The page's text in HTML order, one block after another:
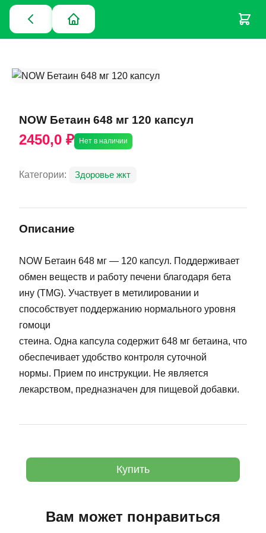
NOW Бетаин 648 мг 120 капсул
2450,0 ₽ Нет в наличии
Категории: Здоровье жкт
Описание
NOW Бетаин 648 мг — 120 капсул. Поддерживает
обмен веществ и работу печени благодаря бета
ину (TMG). Участвует в метилировании и
способствует поддержанию нормального уровня
гомоци
стеина. Одна капсула содержит 648 мг бетаина, что
обеспечивает удобство контроля суточной
нормы. Прием по инструкции. Не является
лекарством, предназначен для пищевой добавки.
Купить
Вам может понравиться